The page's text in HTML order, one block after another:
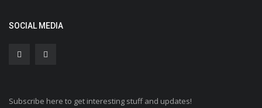
SOCIAL MEDIA
Subscribe here to get interesting stuff and updates!